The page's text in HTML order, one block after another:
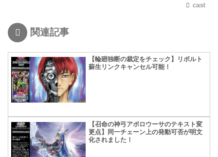
cast
関連記事
【輪廻独断の裁定をチェック】リボルト
蘇生リンクキャンセル可能！
【召命の神弓アポロウーサのテキスト変
更点】同一チェーン上の発動可否が明文
化されました！